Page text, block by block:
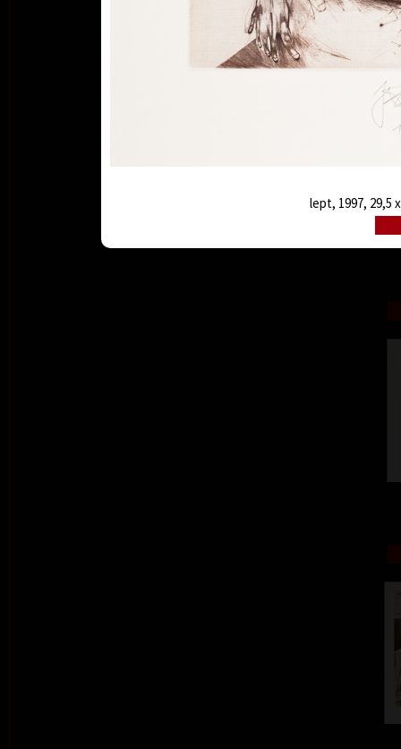
lept, 1997, 29,5